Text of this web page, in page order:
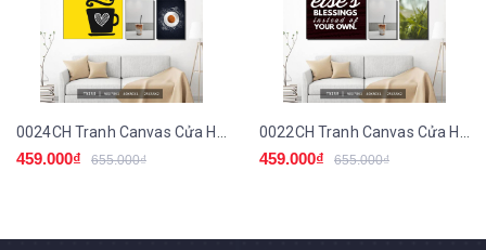
459.000₫ 655.000₫ 459.000₫ 655.000₫